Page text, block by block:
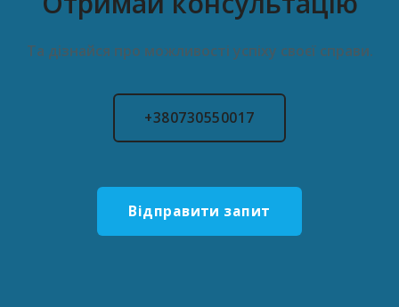
Та дізнайся про можливості успіху своєї справи.
+380730550017
Відправити запит